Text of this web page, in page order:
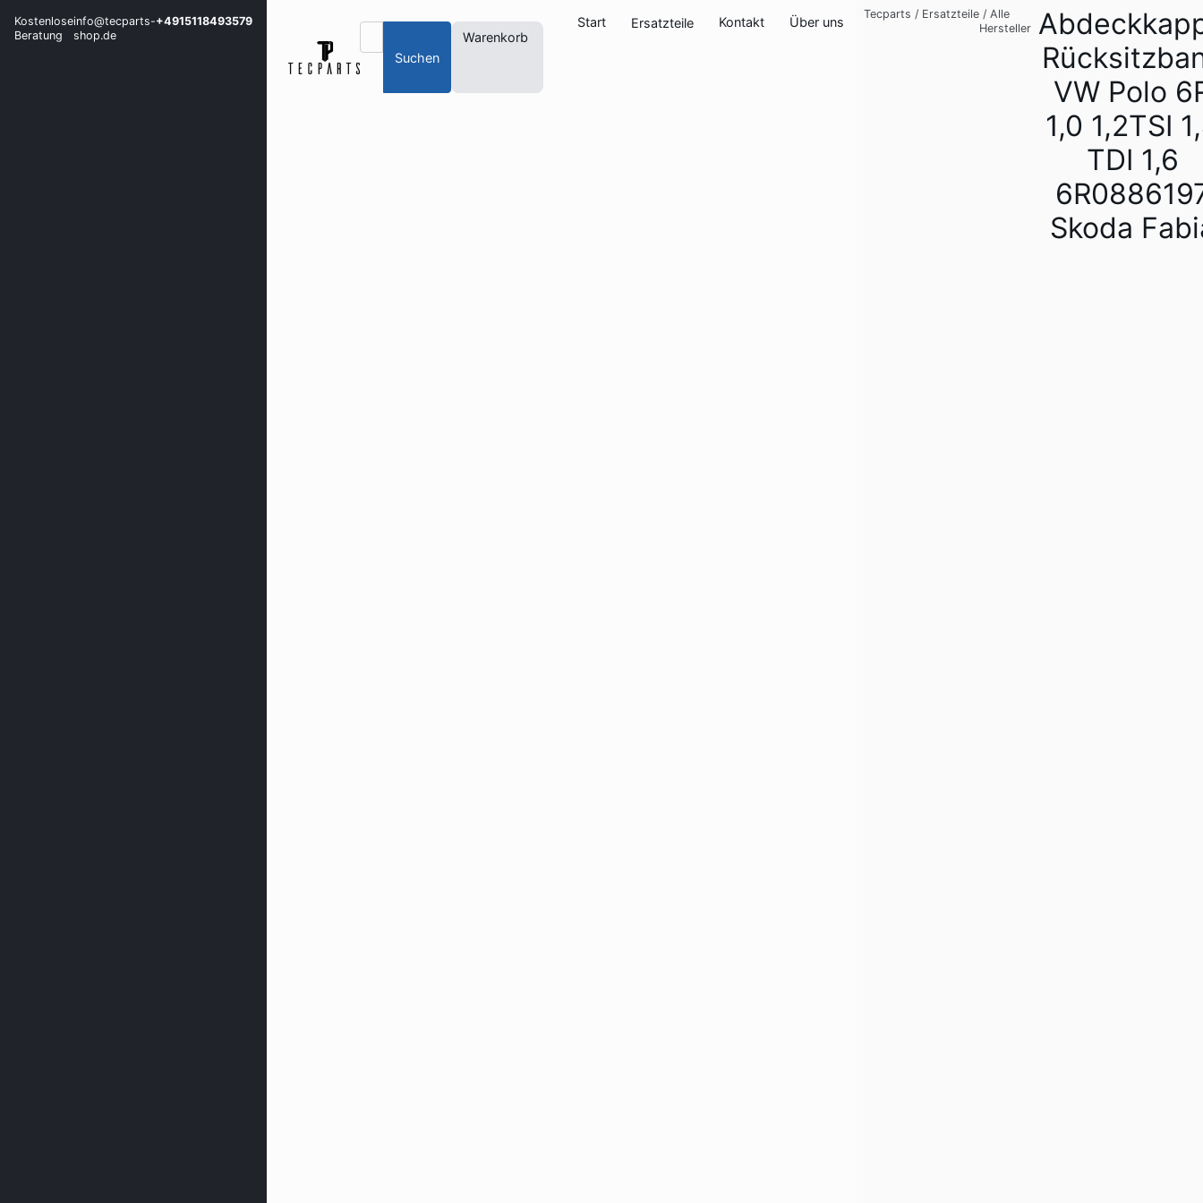
Kostenlose
Beratung
info@tecparts-
shop.de
+4915118493579
Suchen
Warenkorb
Start Ersatzteile Kontakt Über uns
Tecparts / Ersatzteile / Alle
Hersteller
VW Polo
1,0 1,2TSI
TDI 1,6
Skoda